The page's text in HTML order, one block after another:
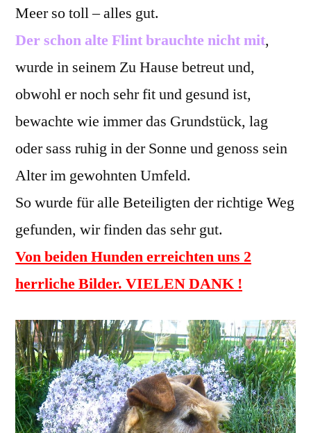
Meer so toll – alles gut.
Der schon alte Flint brauchte nicht mit,
wurde in seinem Zu Hause betreut und,
obwohl er noch sehr fit und gesund ist,
bewachte wie immer das Grundstück, lag
oder sass ruhig in der Sonne und genoss sein
Alter im gewohnten Umfeld.
So wurde für alle Beteiligten der richtige Weg
gefunden, wir finden das sehr gut.
Von beiden Hunden erreichten uns 2
herrliche Bilder. VIELEN DANK !